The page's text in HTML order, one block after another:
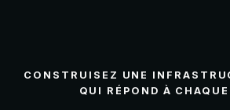
CONSTRUISEZ UNE
QUI RÉPOND À CHAQUE